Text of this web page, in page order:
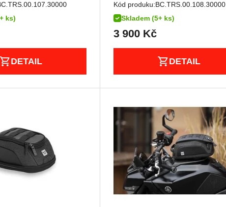
ks)
DETAIL
Skladem (5+ ks)
Kód produku:BC.TRS.00.108.30000
3 900 Kč
DETAIL